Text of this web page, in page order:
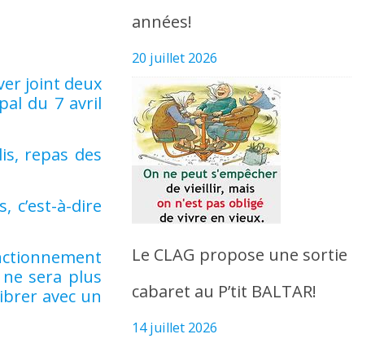
joint deux
du 7 avril
repas des
c’est-à-dire
sera plus
avec un
années!
20 juillet 2026
Le CLAG propose une sortie
cabaret au P’tit BALTAR!
14 juillet 2026